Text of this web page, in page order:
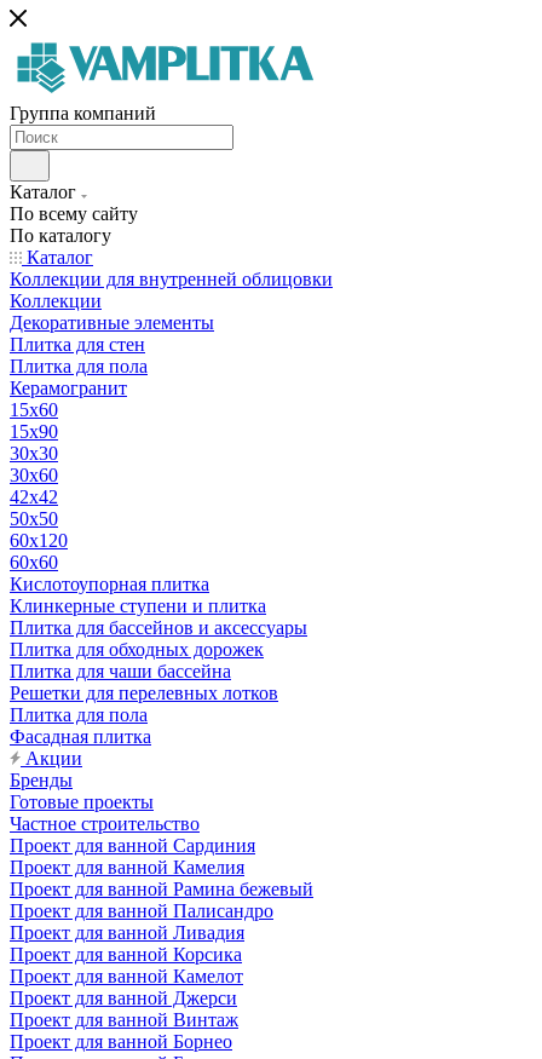
Группа компаний
Каталог
По всему сайту
По каталогу
Каталог
Коллекции для внутренней облицовки
Коллекции
Декоративные элементы
Плитка для стен
Плитка для пола
Керамогранит
15х60
15x90
30х30
30х60
42х42
50х50
60х120
60х60
Кислотоупорная плитка
Клинкерные ступени и плитка
Плитка для бассейнов и аксессуары
Плитка для обходных дорожек
Плитка для чаши бассейна
Решетки для перелевных лотков
Плитка для пола
Фасадная плитка
Акции
Бренды
Готовые проекты
Частное строительство
Проект для ванной Сардиния
Проект для ванной Камелия
Проект для ванной Рамина бежевый
Проект для ванной Палисандро
Проект для ванной Ливадия
Проект для ванной Корсика
Проект для ванной Камелот
Проект для ванной Джерси
Проект для ванной Винтаж
Проект для ванной Борнео